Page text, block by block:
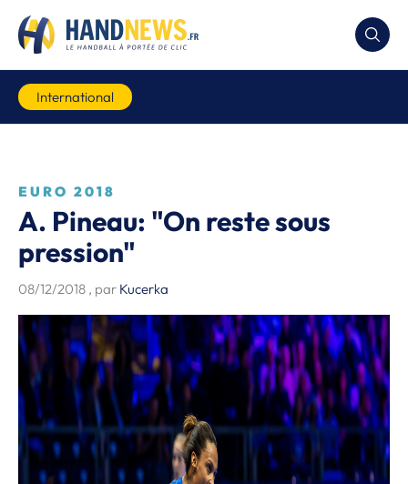
International
EURO 2018
A. Pineau: "On reste sous
pression"
08/12/2018 , par Kucerka